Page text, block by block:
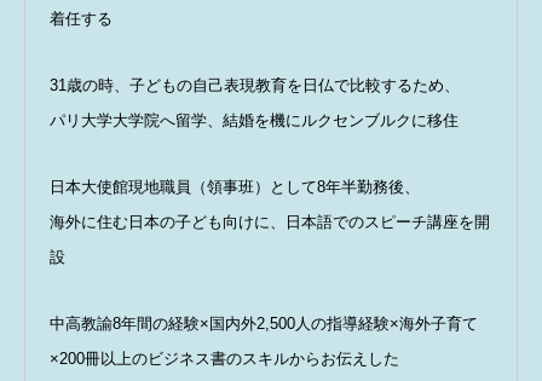
着任する
31歳の時、子どもの自己表現教育を日仏で比較するため、
パリ大学大学院へ留学、結婚を機にルクセンブルクに移住
日本大使館現地職員（領事班）として8年半勤務後、
海外に住む日本の子ども向けに、日本語でのスピーチ講座を開
設
中高教諭8年間の経験×国内外2,500人の指導経験×海外子育て
×200冊以上のビジネス書のスキルからお伝えした